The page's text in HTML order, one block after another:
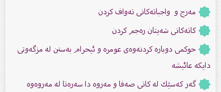
مەرج و واجباتەكانی تەواف كردن
کاتەکانی شەیتان رەجم کردن
حوکمی دوبارە کردنەوەى عومرە و ئیحرام بەستن لە مزگەوتى
دایکە عائیشە
گەر كەسێك لە كاتی صەفا و مەروە دا سەرەتا لە مەروەوە